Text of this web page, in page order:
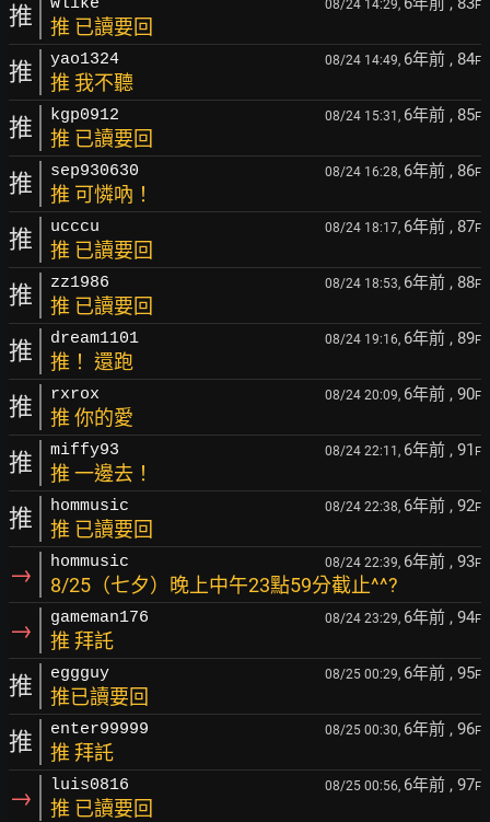
推 wlike 08/24 14:29, F
推 已讀要回
推 yao1324 08/24 14:49, 6年前 , 84F
推 我不聽
推 kgp0912 08/24 15:31, 6年前 , 85F
推 已讀要回
推 sep930630 08/24 16:28, 6年前 , 86F
推 可憐吶！
推 ucccu 08/24 18:17, 6年前 , 87F
推 已讀要回
推 zz1986 08/24 18:53, 6年前 , 88F
推 已讀要回
推 dream1101 08/24 19:16, 6年前 , 89F
推！ 還跑
推 rxrox 08/24 20:09, 6年前 , 90F
推 你的愛
推 miffy93 08/24 22:11, 6年前 , 91 F
推 一邊去！
推 hommusic 08/24 22:38, 6年前 , 92F
推 已讀要回
→ hommusic 08/24 22:39, 6年前 , 93F
8/25（七夕）晚上中午23點59分截止^^?
→ gameman176 08/24 23:29, 6年前 , 94F
推 拜託
推 eggguy 08/25 00:29, 6年前 , 95F
推已讀要回
推 enter99999 08/25 00:30, 6年前 , 96F
推 拜託
→ luis0816 08/25 00:56, 6年前 , 97F
推 已讀要回